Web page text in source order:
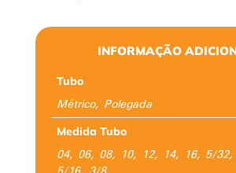
INFORMAÇÃO
Tubo
Métrico, Polegada
Medida Tubo
04, 06, 08, 10, 12, 14, 16, 5/